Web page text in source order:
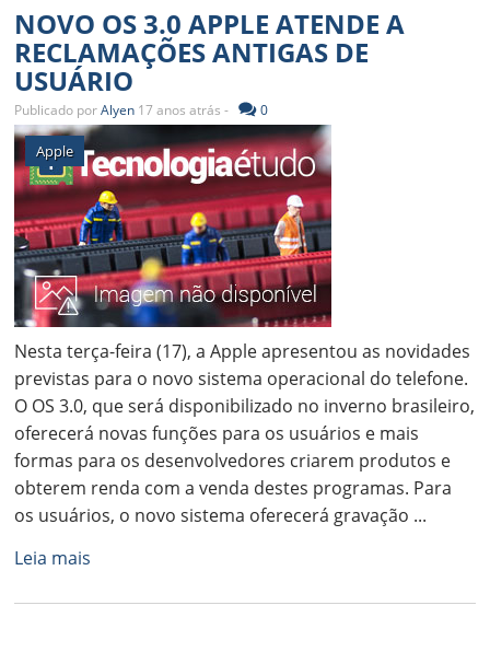
NOVO OS 3.0 APPLE ATENDE A
RECLAMAÇÕES ANTIGAS DE
USUÁRIO
Publicado porAlyen 17 anos atrás - 0
Apple
Nesta terça-feira (17), a Apple apresentou as novidades
previstas para o novo sistema operacional do telefone.
O OS 3.0, que será disponibilizado no inverno brasileiro,
oferecerá novas funções para os usuários e mais
formas para os desenvolvedores criarem produtos e
obterem renda com a venda destes programas. Para
os usuários, o novo sistema oferecerá gravação ...
Leia mais